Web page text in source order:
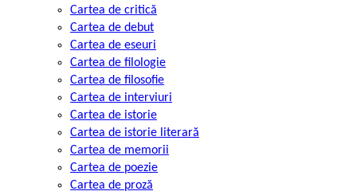
Cartea de critică
Cartea de debut
Cartea de eseuri
Cartea de filologie
Cartea de filosofie
Cartea de interviuri
Cartea de istorie
Cartea de istorie literară
Cartea de memorii
Cartea de poezie
Cartea de proză